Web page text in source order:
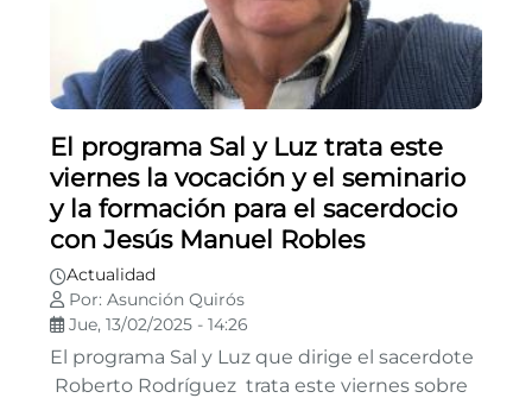
El programa Sal y Luz trata este
viernes la vocación y el seminario
y la formación para el sacerdocio
con Jesús Manuel Robles
Actualidad
Por: Asunción Quirós
Jue, 13/02/2025 - 14:26
El programa Sal y Luz que dirige el sacerdote
Roberto Rodríguez trata este viernes sobre